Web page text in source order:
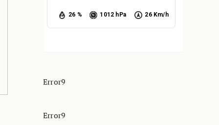
26 % 1012 hPa 26 Km/h
Error9
Error9